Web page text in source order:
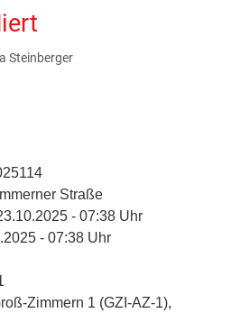
Steinberger
Straße
- 07:38 Uhr
- 07:38 Uhr
Zimmern 1 (GZI-AZ-1),